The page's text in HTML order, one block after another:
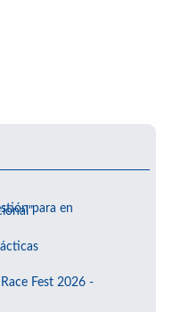
para en
Fest 2026 -